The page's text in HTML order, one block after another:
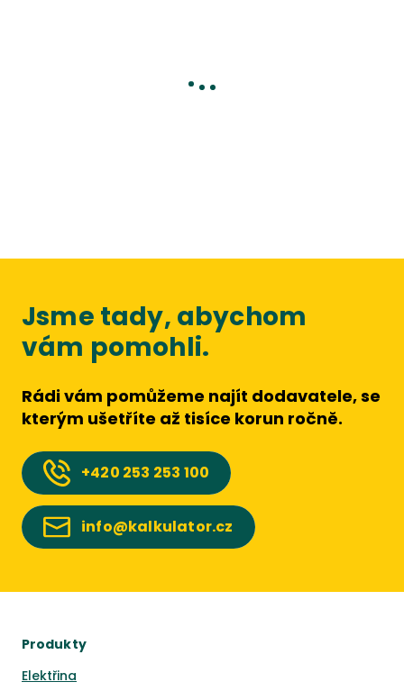
Jsme tady, abychom
vám pomohli.
Rádi vám pomůžeme najít dodavatele, se
kterým ušetříte až tisíce korun ročně.
+420 253 253 100
info@kalkulator.cz
Produkty
Elektřina